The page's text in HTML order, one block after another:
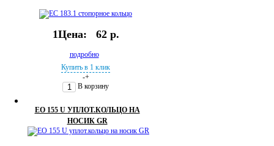
1Цена: 62 р.
подробно
Купить в 1 клик
-+
В корзину
EO 155 U УПЛОТ.КОЛЬЦО НА
НОСИК GR